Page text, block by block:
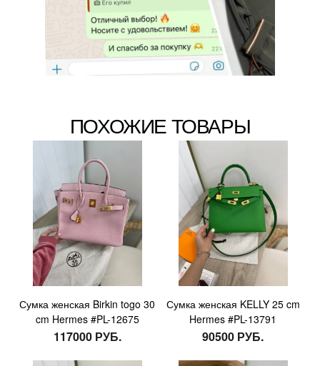
ПОХОЖИЕ ТОВАРЫ
Сумка женская Birkin togo 30
cm Hermes #PL-12675
117000 РУБ.
Сумка женская KELLY 25 cm
Hermes #PL-13791
90500 РУБ.